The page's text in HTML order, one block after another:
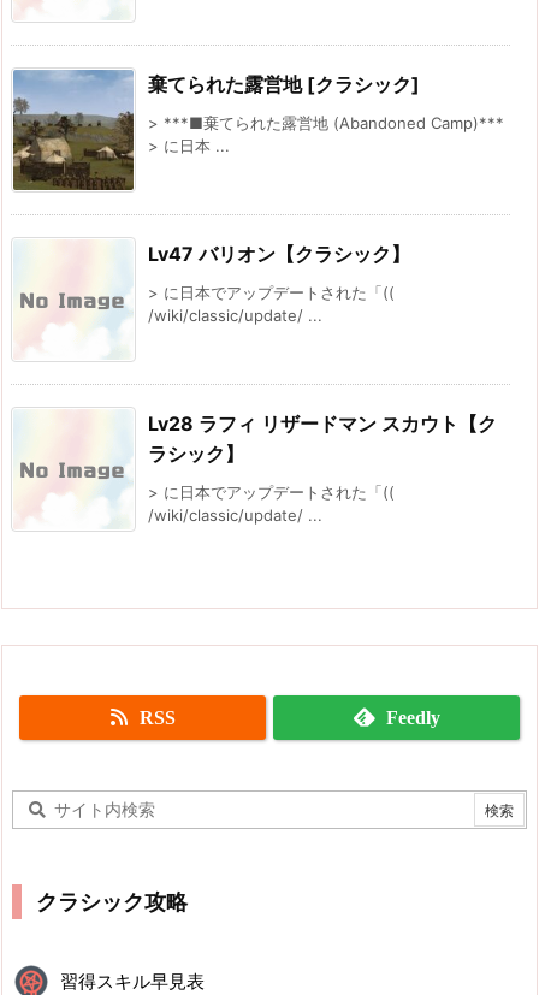
棄てられた露営地 [クラシック]
> ***■棄てられた露営地 (Abandoned Camp)***
> に日本 ...
Lv47 バリオン【クラシック】
> に日本でアップデートされた「((
/wiki/classic/update/ ...
Lv28 ラフィ リザードマン スカウト【ク
ラシック】
> に日本でアップデートされた「((
/wiki/classic/update/ ...
RSS Feedly
クラシック攻略
習得スキル早見表